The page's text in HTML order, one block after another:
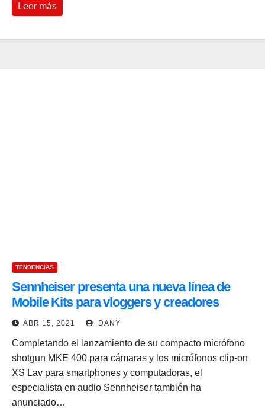
Leer más
TENDENCIAS
Sennheiser presenta una nueva línea de
Mobile Kits para vloggers y creadores
ABR 15, 2021 DANY
Completando el lanzamiento de su compacto micrófono
shotgun MKE 400 para cámaras y los micrófonos clip-on
XS Lav para smartphones y computadoras, el
especialista en audio Sennheiser también ha
anunciado…